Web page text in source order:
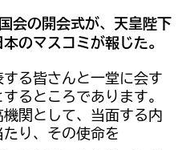
会の開会式が、天皇陛下
のマスコミが報じた。
る皆さんと一堂に会す
るところであります。
関として、当面する内
り、その使命を